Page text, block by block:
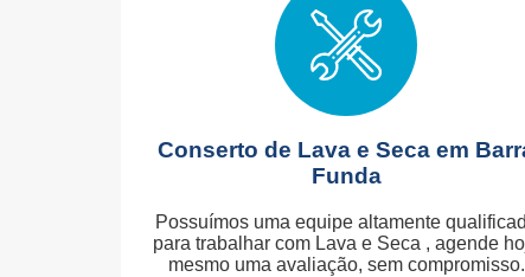
Conserto de Lava e Seca em
Funda
Possuímos uma equipe altamente
para trabalhar com Lava e Seca , agende
mesmo uma avaliação, sem compromisso.